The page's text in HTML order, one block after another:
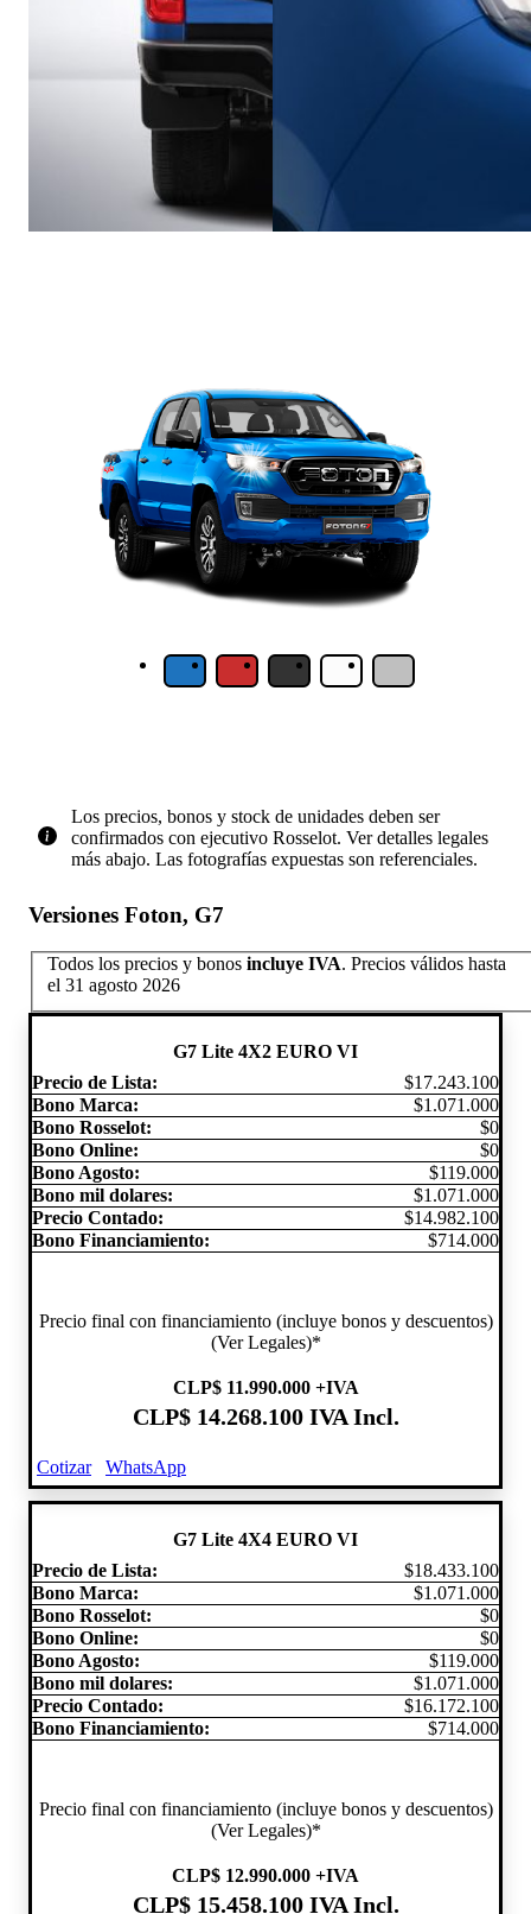
Los precios, bonos y stock de unidades deben ser
confirmados con ejecutivo Rosselot. Ver detalles legales
más abajo. Las fotografías expuestas son referenciales.
Versiones Foton, G7
Todos los precios y bonos incluye IVA. Precios válidos hasta
el 31 agosto 2026
G7 Lite 4X2 EURO VI
Precio de Lista:
$17.243.100
Bono Marca:
$1.071.000
Bono Rosselot:
$0
Bono Online:
$0
Bono Agosto:
$119.000
Bono mil dolares:
$1.071.000
Precio Contado:
$14.982.100
Bono Financiamiento:
$714.000
Precio final con financiamiento (incluye bonos y descuentos)
(Ver Legales)*
CLP$ 11.990.000 +IVA
CLP$ 14.268.100IVA Incl.
Cotizar WhatsApp
G7 Lite 4X4 EURO VI
Precio de Lista:
$18.433.100
Bono Marca:
$1.071.000
Bono Rosselot:
$0
Bono Online:
$0
Bono Agosto:
$119.000
Bono mil dolares:
$1.071.000
Precio Contado:
$16.172.100
Bono Financiamiento:
$714.000
Precio final con financiamiento (incluye bonos y descuentos)
(Ver Legales)*
CLP$ 12.990.000 +IVA
CLP$ 15.458.100IVA Incl.